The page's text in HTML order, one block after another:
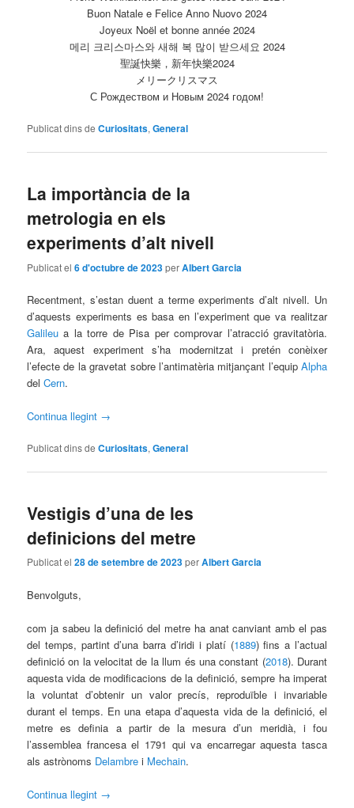
Buon Natale e Felice Anno Nuovo 2024
Joyeux Noël et bonne année 2024
메리 크리스마스와 새해 복 많이 받으세요 2024
聖誕快樂，新年快樂2024
メリークリスマス
С Рождеством и Новым 2024 годом!
Publicat dins de Curiositats,General
La importància de la
metrologia en els
experiments d’alt nivell
Publicat el6 d'octubre de 2023perAlbert Garcia
Recentment, s’estan duent a terme experiments d’alt nivell. Un
d’aquests experiments es basa en l’experiment que va realitzar
Galileu a la torre de Pisa per comprovar l’atracció gravitatòria.
Ara, aquest experiment s’ha modernitzat i pretén conèixer
l’efecte de la gravetat sobre l’antimatèria mitjançant l’equip Alpha
delCern.
Continua llegint →
Publicat dins de Curiositats,General
Vestigis d’una de les
definicions del metre
Publicat el28 de setembre de 2023perAlbert Garcia
Benvolguts,
com ja sabeu la definició del metre ha anat canviant amb el pas
del temps, partint d’una barra d’iridi i platí (1889) fins a l’actual
definició on la velocitat de la llum és una constant (2018). Durant
aquesta vida de modificacions de la definició, sempre ha imperat
la voluntat d’obtenir un valor precís, reproduïble i invariable
durant el temps. En una etapa d’aquesta vida de la definició, el
metre es definia a partir de la mesura d’un meridià, i fou
l’assemblea francesa el 1791 qui va encarregar aquesta tasca
als astrònoms Delambre i Mechain.
Continua llegint →